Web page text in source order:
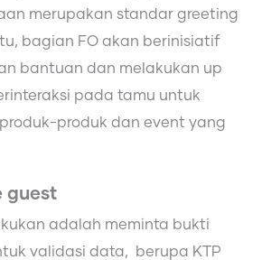
merupakan standar greeting
bagian FO akan berinisiatif
bantuan dan melakukan up
pada tamu untuk
produk dan event yang
guest
adalah meminta bukti
validasi data, berupa KTP